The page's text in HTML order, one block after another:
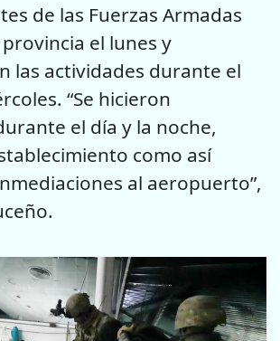
de las Fuerzas Armadas
el lunes y
las actividades durante el
“Se hicieron
el día y la noche,
como así
al aeropuerto”,